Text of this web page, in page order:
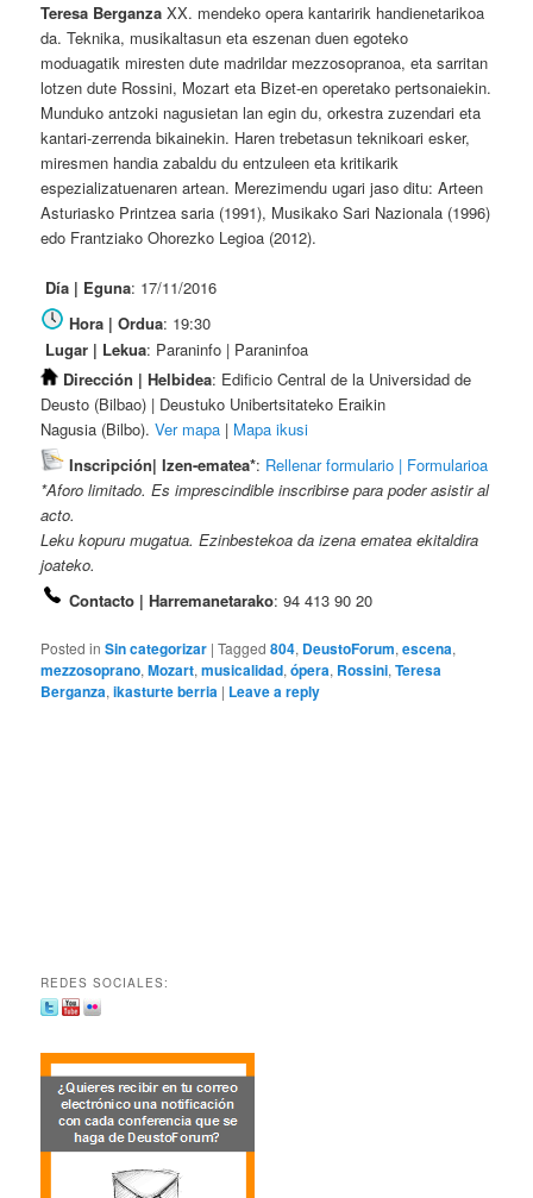
Teresa Berganza XX. mendeko opera kantaririk handienetarikoa
da. Teknika, musikaltasun eta eszenan duen egoteko
moduagatik miresten dute madrildar mezzosopranoa, eta sarritan
lotzen dute Rossini, Mozart eta Bizet-en operetako pertsonaiekin.
Munduko antzoki nagusietan lan egin du, orkestra zuzendari eta
kantari-zerrenda bikainekin. Haren trebetasun teknikoari esker,
miresmen handia zabaldu du entzuleen eta kritikarik
espezializatuenaren artean. Merezimendu ugari jaso ditu: Arteen
Asturiasko Printzea saria (1991), Musikako Sari Nazionala (1996)
edo Frantziako Ohorezko Legioa (2012).
Día | Eguna: 17/11/2016
Hora | Ordua: 19:30
Lugar | Lekua: Paraninfo | Paraninfoa
Dirección | Helbidea: Edificio Central de la Universidad de
Deusto (Bilbao) | Deustuko Unibertsitateko Eraikin
Nagusia (Bilbo).Ver mapa | Mapa ikusi
Inscripción| Izen-ematea*: Rellenar formulario | Formularioa
*Aforo limitado. Es imprescindible inscribirse para poder asistir al
acto.
Leku kopuru mugatua. Ezinbestekoa da izena ematea ekitaldira
joateko.
Contacto | Harremanetarako: 94 413 90 20
Posted in Sin categorizar |Tagged 804, DeustoForum,escena,
mezzosoprano,Mozart,musicalidad,ópera, Rossini,Teresa
Berganza,ikasturte berria | Leave a reply
REDES SOCIALES: